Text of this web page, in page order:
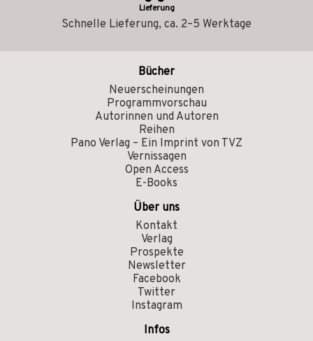
Lieferung
Schnelle Lieferung, ca. 2–5 Werktage
Bücher
Neuerscheinungen
Programmvorschau
Autorinnen und Autoren
Reihen
Pano Verlag – Ein Imprint von TVZ
Vernissagen
Open Access
E-Books
Über uns
Kontakt
Verlag
Prospekte
Newsletter
Facebook
Twitter
Instagram
Infos